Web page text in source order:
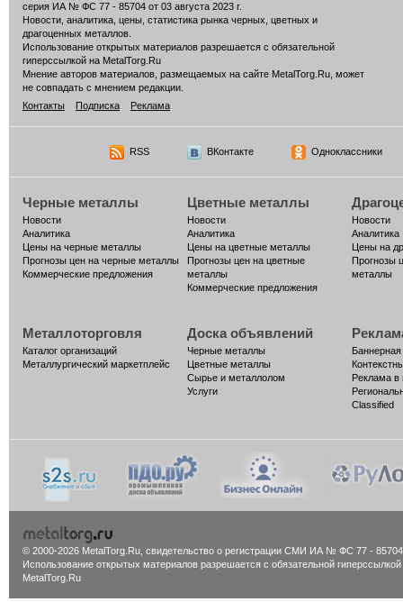
серия ИА № ФС 77 - 85704 от 03 августа 2023 г.
Новости, аналитика, цены, статистика рынка черных, цветных и
драгоценных металлов.
Использование открытых материалов разрешается с обязательной
гиперссылкой на MetalTorg.Ru
Мнение авторов материалов, размещаемых на сайте MetalTorg.Ru, может
не совпадать с мнением редакции.
Контакты
Подписка Реклама
RSS ВКонтакте Одноклассники
Черные металлы
Новости
Аналитика
Цены на черные металлы
Прогнозы цен на черные металлы
Коммерческие предложения
Цветные металлы
Новости
Аналитика
Цены на цветные металлы
Прогнозы цен на цветные
металлы
Коммерческие предложения
Новости
Аналитика
Цены на
Прогнозы
металлы
Металлоторговля
Каталог организаций
Металлургический маркетплейс
Доска объявлений
Черные металлы
Цветные металлы
Сырье и металлолом
Услуги
Реклама в
Classified
© 2000-2026 MetalTorg.Ru, cвидетельство о регистрации СМИ ИА № ФС 77 - 85704
Использование открытых материалов разрешается с обязательной гиперссылкой
MetalTorg.Ru